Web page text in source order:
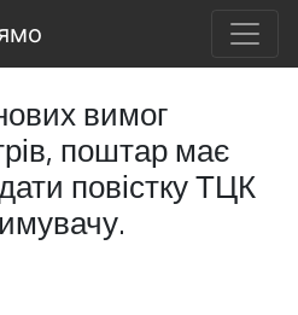
вимог
поштар має
повістку ТЦК